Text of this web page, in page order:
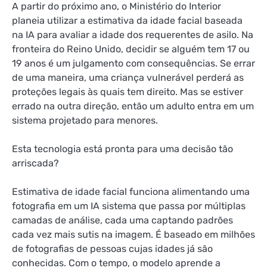
A partir do próximo ano, o Ministério do Interior
planeia utilizar a estimativa da idade facial baseada
na IA para avaliar a idade dos requerentes de asilo. Na
fronteira do Reino Unido, decidir se alguém tem 17 ou
19 anos é um julgamento com consequências. Se errar
de uma maneira, uma criança vulnerável perderá as
proteções legais às quais tem direito. Mas se estiver
errado na outra direção, então um adulto entra em um
sistema projetado para menores.
Esta tecnologia está pronta para uma decisão tão
arriscada?
Estimativa de idade facial funciona alimentando uma
fotografia em um IA sistema que passa por múltiplas
camadas de análise, cada uma captando padrões
cada vez mais sutis na imagem. É baseado em milhões
de fotografias de pessoas cujas idades já são
conhecidas. Com o tempo, o modelo aprende a